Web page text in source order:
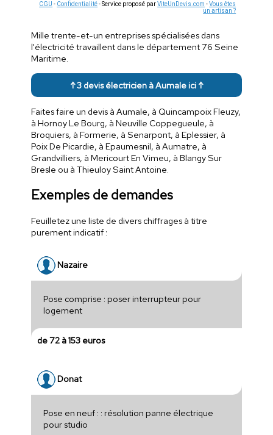
CGU - Confidentialité- Service proposé parViteUnDevis.com -Vous êtes
un artisan ?
Mille trente-et-un entreprises spécialisées dans
l'électricité travaillent dans le département 76 Seine
Maritime.
↑ 3 devis électricien à Aumale ici ↑
Faites faire un devis à Aumale, à Quincampoix Fleuzy,
à Hornoy Le Bourg, à Neuville Coppegueule, à
Broquiers, à Formerie, à Senarpont, à Eplessier, à
Poix De Picardie, à Epaumesnil, à Aumatre, à
Grandvilliers, à Mericourt En Vimeu, à Blangy Sur
Bresle ou à Thieuloy Saint Antoine.
Exemples de demandes
Feuilletez une liste de divers chiffrages à titre
purement indicatif :
Nazaire
Pose comprise : poser interrupteur pour
logement
de 72 à 153 euros
Donat
Pose en neuf : : résolution panne électrique
pour studio